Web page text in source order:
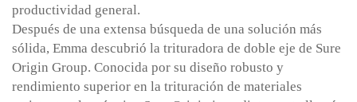
productividad general.
Después de una extensa búsqueda de una solución más
sólida, Emma descubrió la trituradora de doble eje de Sure
Origin Group. Conocida por su diseño robusto y
rendimiento superior en la trituración de materiales